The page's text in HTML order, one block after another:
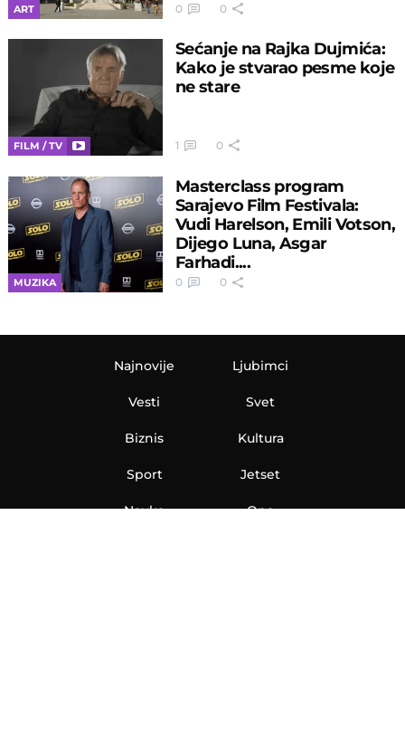
ART 0 0
FILM / TV
Sećanje na Rajka Dujmića:
Kako je stvarao pesme koje
ne stare
1 0
MUZIKA
Masterclass program
Sarajevo Film Festivala:
Vudi Harelson, Emili Votson,
Dijego Luna, Asgar
Farhadi....
0 0
Najnovije
Vesti
Biznis
Sport
Nauka
Ljubimci
Svet
Kultura
Jetset
Ona